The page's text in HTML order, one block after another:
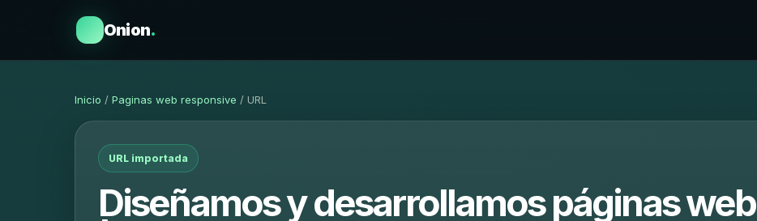
Onion.
Inicio / Paginas web responsive / URL
URL importada
Diseñamos y desarrollamos páginas web